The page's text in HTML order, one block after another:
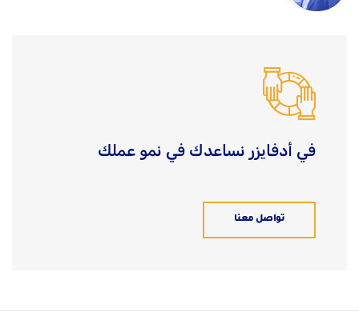
في أدفايزر نساعدك في نمو عملك
تواصل معنا